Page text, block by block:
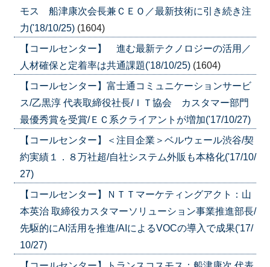
モス 船津康次会長兼ＣＥＯ／最新技術に引き続き注
力('18/10/25) (1604)
【コールセンター】 進む最新テクノロジーの活用／
人材確保と定着率は共通課題('18/10/25) (1604)
【コールセンター】富士通コミュニケーションサービ
ス/乙黒淳 代表取締役社長/ＩＴ協会 カスタマー部門
最優秀賞を受賞/ＥＣ系クライアントが増加('17/10/27)
【コールセンター】＜注目企業＞ベルウェール渋谷/契
約実績１．８万社超/自社システム外販も本格化('17/10/
27)
【コールセンター】ＮＴＴマーケティングアクト：山
本英治 取締役カスタマーソリューション事業推進部長/
先駆的にAI活用を推進/AIによるVOCの導入で成果('17/
10/27)